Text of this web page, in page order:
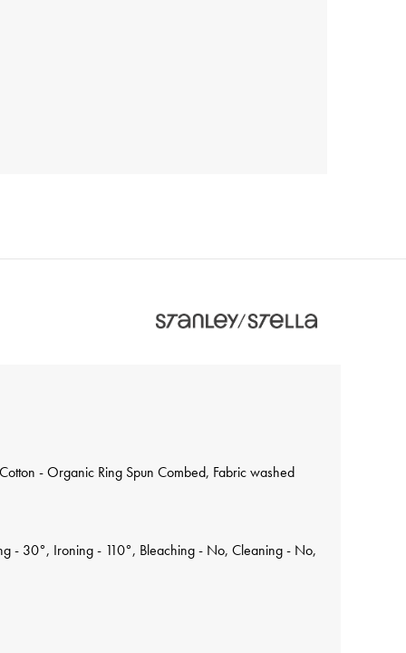
- Organic Ring Spun Combed, Fabric washed
- 30°, Ironing - 110°, Bleaching - No, Cleaning - No,